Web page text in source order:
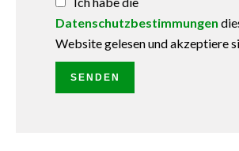
Datenschutzbestimmungen
Website gelesen und akzeptiere
SENDEN